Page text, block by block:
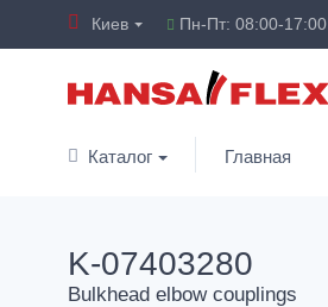
Киев Пн-Пт: 08:00-17:00
Каталог Главная
K-07403280
Bulkhead elbow couplings